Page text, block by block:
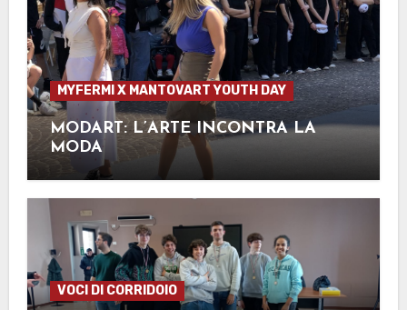
MYFERMI X MANTOVART YOUTH DAY
MODART: L’ARTE INCONTRA LA
MODA
VOCI DI CORRIDOIO